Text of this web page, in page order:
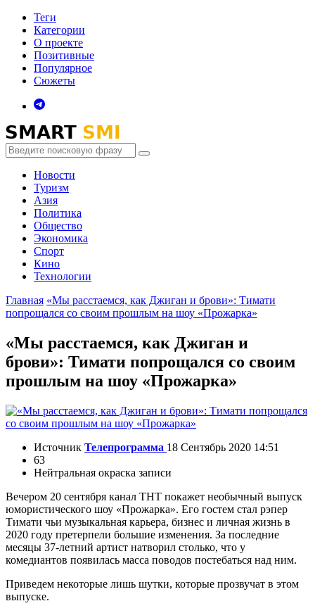
Теги
Категории
О проекте
Позитивные
Популярное
Сюжеты
Новости
Туризм
Азия
Политика
Общество
Экономика
Спорт
Кино
Технологии
Главная «Мы расстаемся, как Джиган и брови»: Тимати
попрощался со своим прошлым на шоу «Прожарка»
«Мы расстаемся, как Джиган и
брови»: Тимати попрощался со своим
прошлым на шоу «Прожарка»
Источник Телепрограмма 18 Сентябрь 2020 14:51
63
Нейтральная окраска записи
Вечером 20 сентября канал ТНТ покажет необычный выпуск
юмористического шоу «Прожарка». Его гостем стал рэпер
Тимати чьи музыкальная карьера, бизнес и личная жизнь в
2020 году претерпели большие изменения. За последние
месяцы 37-летний артист натворил столько, что у
комедиантов появилась масса поводов постебаться над ним.
Приведем некоторые лишь шутки, которые прозвучат в этом
выпуске.